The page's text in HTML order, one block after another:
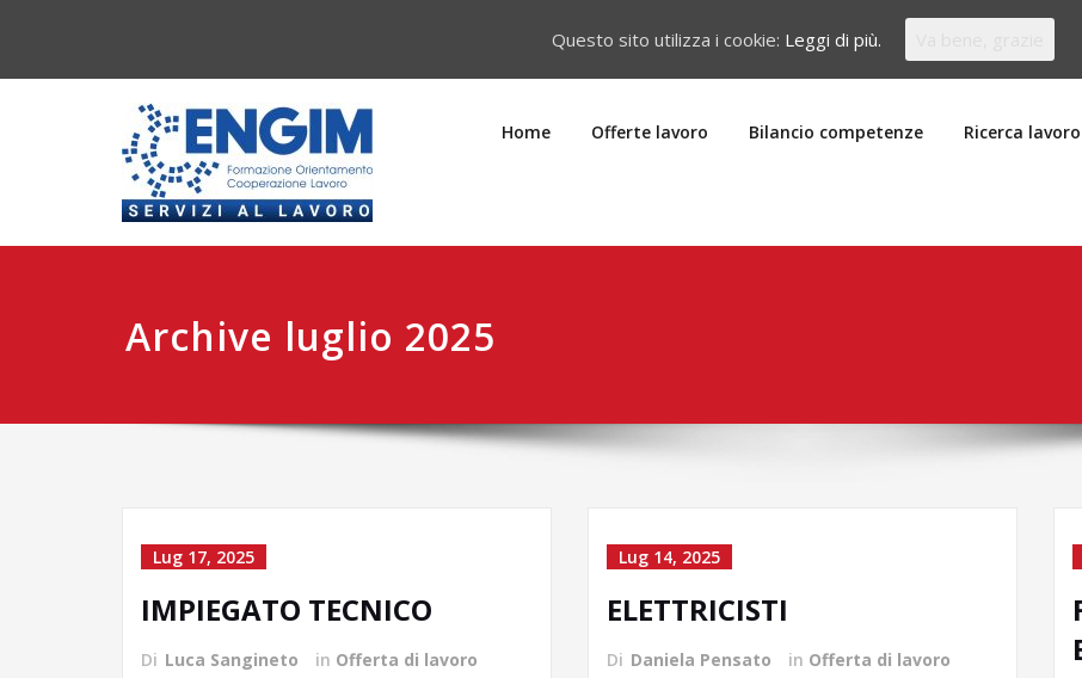
Home Offerte lavoro Bilancio competenze Ricerca lavoro
Archive luglio 2025
Lug 17, 2025
IMPIEGATO TECNICO
Di Luca Sangineto in Offerta di lavoro
Lug 14, 2025
ELETTRICISTI
Di Daniela Pensato in Offerta di lavoro
Questo sito utilizza i cookie: Leggi di più.